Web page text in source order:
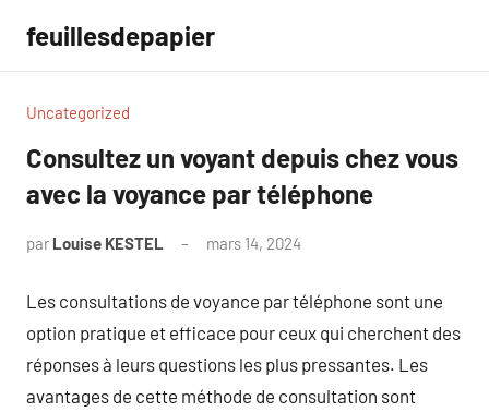
contenu
feuillesdepapier
Uncategorized
Consultez un voyant depuis chez vous
avec la voyance par téléphone
par Louise KESTEL mars 14, 2024
Les consultations de voyance par téléphone sont une
option pratique et efficace pour ceux qui cherchent des
réponses à leurs questions les plus pressantes. Les
avantages de cette méthode de consultation sont